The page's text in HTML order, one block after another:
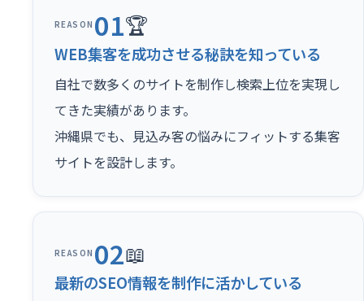
REASON 01🏆
WEB集客を成功させる秘訣を知っている
自社で数多くのサイトを制作し検索上位を実現し
てきた実績があります。
沖縄県でも、見込み客の悩みにフィットする集客
サイトを設計します。
REASON 02📖
最新のSEO情報を制作に活かしている